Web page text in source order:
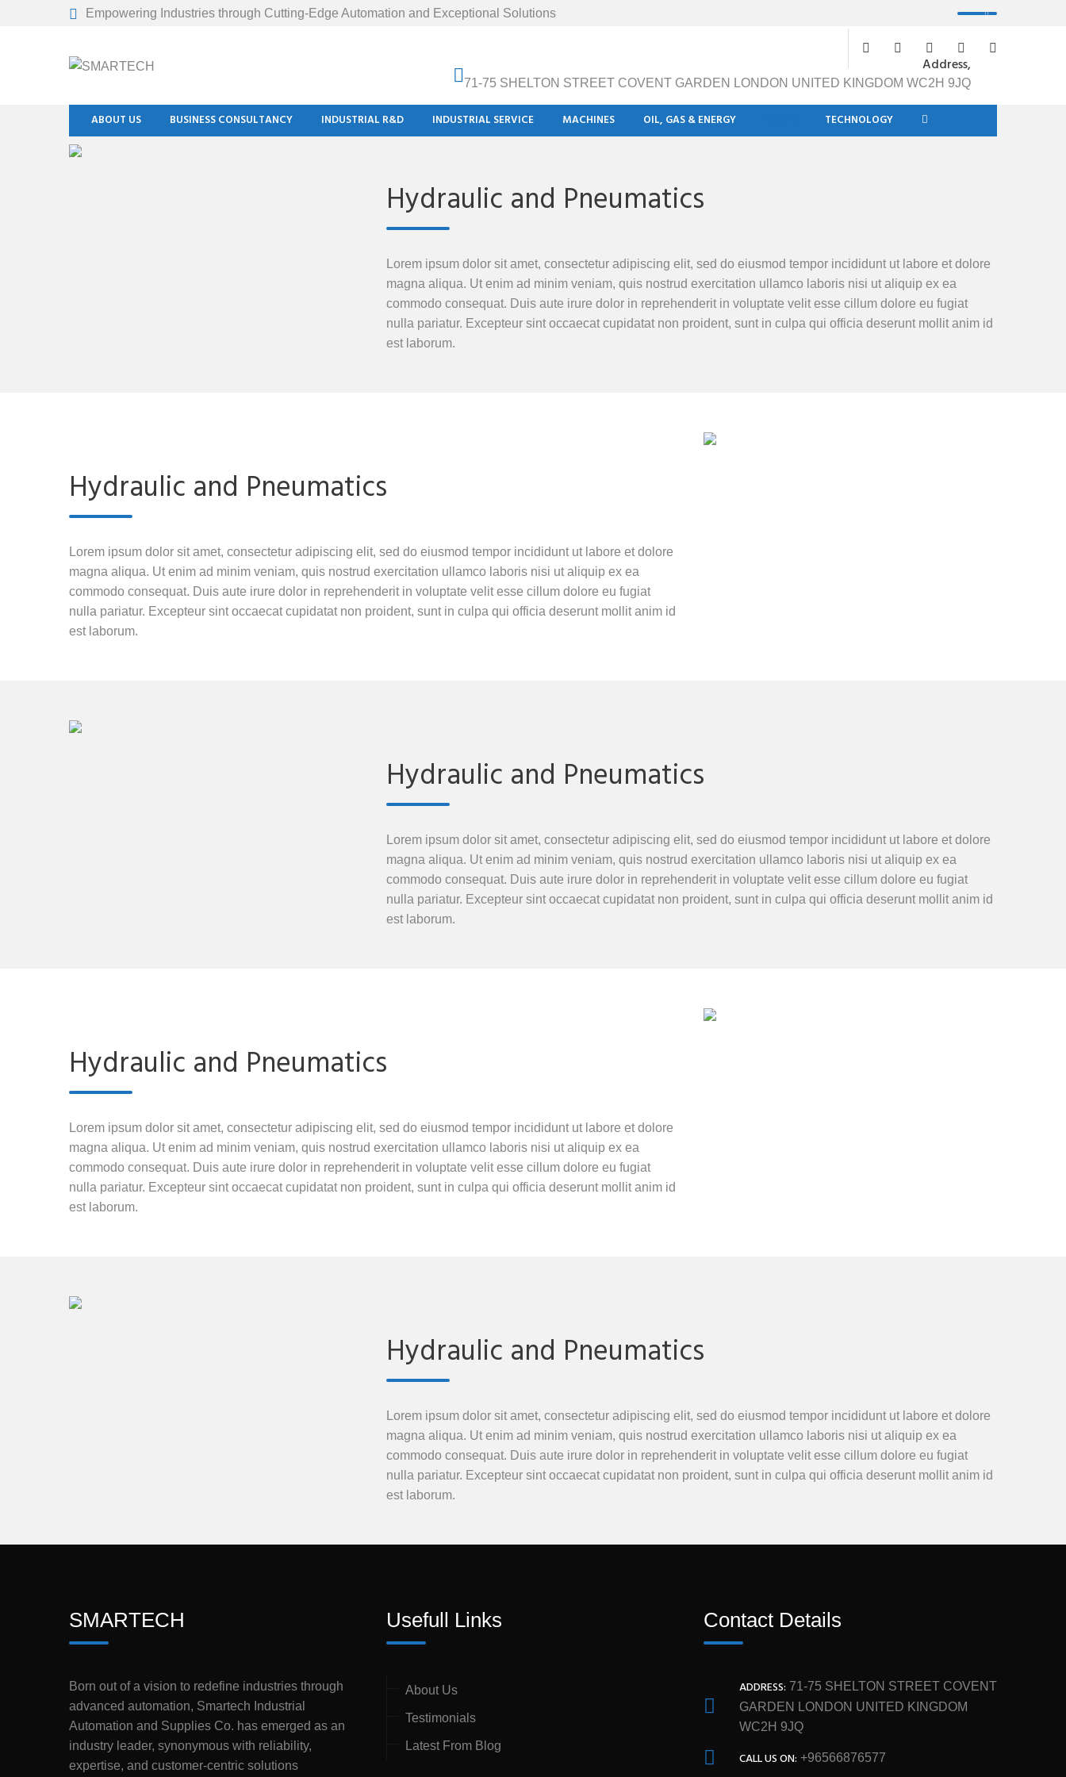
Empowering Industries through Cutting-Edge Automation and Exceptional Solutions
Address,
71-75 SHELTON STREET COVENT GARDEN LONDON UNITED KINGDOM WC2H 9JQ
ABOUT US BUSINESS CONSULTANCY INDUSTRIAL R&D INDUSTRIAL SERVICE MACHINES OIL, GAS & ENERGY TECHNOLOGY
Hydraulic and Pneumatics
Lorem ipsum dolor sit amet, consectetur adipiscing elit, sed do eiusmod tempor incididunt ut labore et dolore
magna aliqua. Ut enim ad minim veniam, quis nostrud exercitation ullamco laboris nisi ut aliquip ex ea
commodo consequat. Duis aute irure dolor in reprehenderit in voluptate velit esse cillum dolore eu fugiat
nulla pariatur. Excepteur sint occaecat cupidatat non proident, sunt in culpa qui officia deserunt mollit anim id
est laborum.
Hydraulic and Pneumatics
Lorem ipsum dolor sit amet, consectetur adipiscing elit, sed do eiusmod tempor incididunt ut labore et dolore
magna aliqua. Ut enim ad minim veniam, quis nostrud exercitation ullamco laboris nisi ut aliquip ex ea
commodo consequat. Duis aute irure dolor in reprehenderit in voluptate velit esse cillum dolore eu fugiat
nulla pariatur. Excepteur sint occaecat cupidatat non proident, sunt in culpa qui officia deserunt mollit anim id
est laborum.
Hydraulic and Pneumatics
Lorem ipsum dolor sit amet, consectetur adipiscing elit, sed do eiusmod tempor incididunt ut labore et dolore
magna aliqua. Ut enim ad minim veniam, quis nostrud exercitation ullamco laboris nisi ut aliquip ex ea
commodo consequat. Duis aute irure dolor in reprehenderit in voluptate velit esse cillum dolore eu fugiat
nulla pariatur. Excepteur sint occaecat cupidatat non proident, sunt in culpa qui officia deserunt mollit anim id
est laborum.
Hydraulic and Pneumatics
Lorem ipsum dolor sit amet, consectetur adipiscing elit, sed do eiusmod tempor incididunt ut labore et dolore
magna aliqua. Ut enim ad minim veniam, quis nostrud exercitation ullamco laboris nisi ut aliquip ex ea
commodo consequat. Duis aute irure dolor in reprehenderit in voluptate velit esse cillum dolore eu fugiat
nulla pariatur. Excepteur sint occaecat cupidatat non proident, sunt in culpa qui officia deserunt mollit anim id
est laborum.
Hydraulic and Pneumatics
Lorem ipsum dolor sit amet, consectetur adipiscing elit, sed do eiusmod tempor incididunt ut labore et dolore
magna aliqua. Ut enim ad minim veniam, quis nostrud exercitation ullamco laboris nisi ut aliquip ex ea
commodo consequat. Duis aute irure dolor in reprehenderit in voluptate velit esse cillum dolore eu fugiat
nulla pariatur. Excepteur sint occaecat cupidatat non proident, sunt in culpa qui officia deserunt mollit anim id
est laborum.
SMARTECH
Born out of a vision to redefine industries through
advanced automation, Smartech Industrial
Automation and Supplies Co. has emerged as an
industry leader, synonymous with reliability,
expertise, and customer-centric solutions
Usefull Links
About Us
Testimonials
Latest From Blog
Contact Details
ADDRESS: 71-75 SHELTON STREET COVENT
GARDEN LONDON UNITED KINGDOM
WC2H 9JQ
CALL US ON: +96566876577